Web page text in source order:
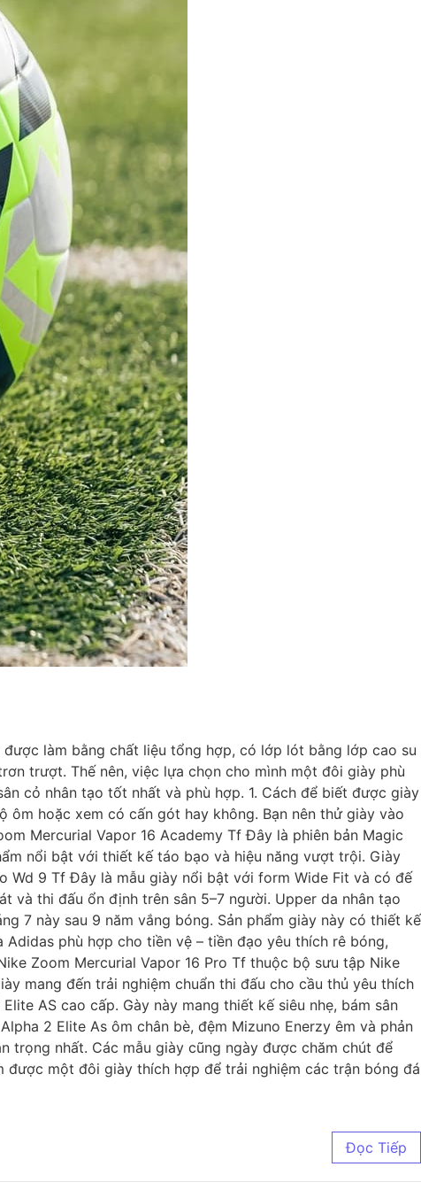
làm bằng chất liệu tổng hợp, có lớp lót bằng lớp cao su
trượt. Thế nên, việc lựa chọn cho mình một đôi giày phù
cỏ nhân tạo tốt nhất và phù hợp. 1. Cách để biết được giày
hoặc xem có cấn gót hay không. Bạn nên thử giày vào
Mercurial Vapor 16 Academy Tf Đây là phiên bản Magic
nổi bật với thiết kế táo bạo và hiệu năng vượt trội. Giày
Wd 9 Tf Đây là mẫu giày nổi bật với form Wide Fit và có đế
và thi đấu ổn định trên sân 5–7 người. Upper da nhân tạo
7 này sau 9 năm vắng bóng. Sản phẩm giày này có thiết kế
phù hợp cho tiền vệ – tiền đạo yêu thích rê bóng,
Zoom Mercurial Vapor 16 Pro Tf thuộc bộ sưu tập Nike
mang đến trải nghiệm chuẩn thi đấu cho cầu thủ yêu thích
AS cao cấp. Gày này mang thiết kế siêu nhẹ, bám sân
2 Elite As ôm chân bè, đệm Mizuno Enerzy êm và phản
trọng nhất. Các mẫu giày cũng ngày được chăm chút để
một đôi giày thích hợp để trải nghiệm các trận bóng đá
Đọc Tiếp